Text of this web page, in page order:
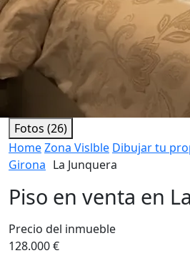
Fotos (26)
HomeZona Vislble Dibujar tu
Girona La Junquera
Piso en venta en
Precio del inmueble
128.000 €